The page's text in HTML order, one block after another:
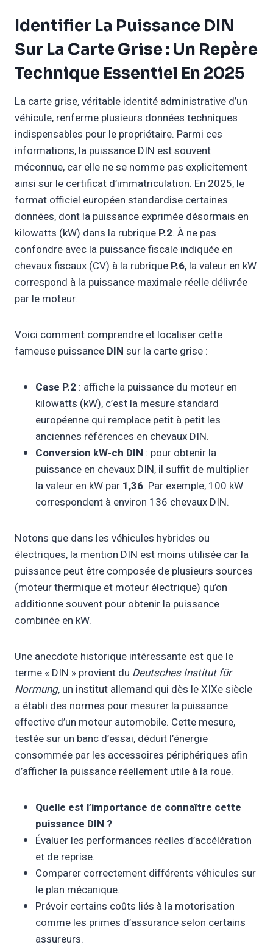
Identifier La Puissance DIN
Sur La Carte Grise : Un Repère
Technique Essentiel En 2025
La carte grise, véritable identité administrative d’un
véhicule, renferme plusieurs données techniques
indispensables pour le propriétaire. Parmi ces
informations, la puissance DIN est souvent
méconnue, car elle ne se nomme pas explicitement
ainsi sur le certificat d’immatriculation. En 2025, le
format officiel européen standardise certaines
données, dont la puissance exprimée désormais en
kilowatts (kW) dans la rubrique P.2. À ne pas
confondre avec la puissance fiscale indiquée en
chevaux fiscaux (CV) à la rubrique P.6, la valeur en kW
correspond à la puissance maximale réelle délivrée
par le moteur.
Voici comment comprendre et localiser cette
fameuse puissance DIN sur la carte grise :
Case P.2 : affiche la puissance du moteur en
kilowatts (kW), c’est la mesure standard
européenne qui remplace petit à petit les
anciennes références en chevaux DIN.
Conversion kW-ch DIN : pour obtenir la
puissance en chevaux DIN, il suffit de multiplier
la valeur en kW par 1,36. Par exemple, 100 kW
correspondent à environ 136 chevaux DIN.
Notons que dans les véhicules hybrides ou
électriques, la mention DIN est moins utilisée car la
puissance peut être composée de plusieurs sources
(moteur thermique et moteur électrique) qu’on
additionne souvent pour obtenir la puissance
combinée en kW.
Une anecdote historique intéressante est que le
terme « DIN » provient du Deutsches Institut für
Normung, un institut allemand qui dès le XIXe siècle
a établi des normes pour mesurer la puissance
effective d’un moteur automobile. Cette mesure,
testée sur un banc d’essai, déduit l’énergie
consommée par les accessoires périphériques afin
d’afficher la puissance réellement utile à la roue.
Quelle est l’importance de connaître cette
puissance DIN ?
Évaluer les performances réelles d’accélération
et de reprise.
Comparer correctement différents véhicules sur
le plan mécanique.
Prévoir certains coûts liés à la motorisation
comme les primes d’assurance selon certains
assureurs.